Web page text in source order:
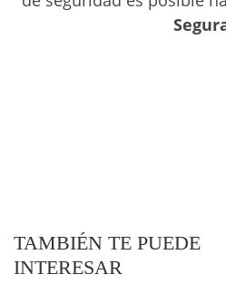
TAMBIÉN TE PUEDE
INTERESAR